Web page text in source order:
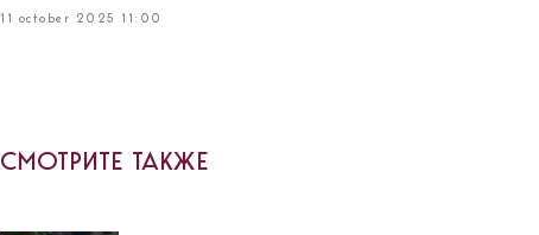
11 october 2025 11:00
СМОТРИТЕ ТАКЖЕ